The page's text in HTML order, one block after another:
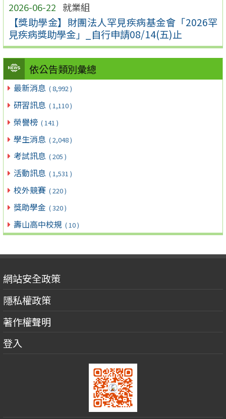
2026-06-22 就業組
【獎助學金】財團法人罕見疾病基金會「2026罕
見疾病獎助學金」_自行申請08/14(五)止
依公告類別彙總
最新消息 ( 8,992 )
研習訊息 ( 1,110 )
榮譽榜 ( 141 )
學生消息 ( 2,048 )
考試訊息 ( 205 )
活動訊息 ( 1,531 )
校外競賽 ( 220 )
獎助學金 ( 320 )
壽山高中校規 ( 10 )
網站安全政策
隱私權政策
著作權聲明
登入